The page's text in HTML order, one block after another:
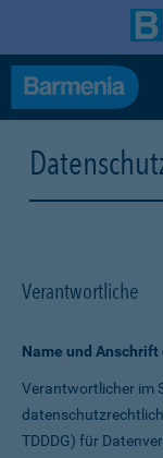
Verantwortliche
Name und
Verantwortlicher im
TDDDG) für